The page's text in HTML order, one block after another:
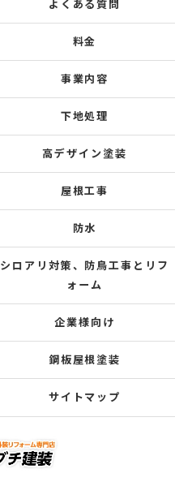
よくある質問
料金
事業内容
下地処理
高デザイン塗装
屋根工事
防水
シロアリ対策、防鳥工事とリフ
ォーム
企業様向け
鋼板屋根塗装
サイトマップ